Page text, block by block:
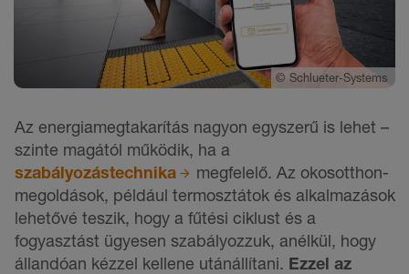
© Schlueter-Systems
Az energiamegtakarítás nagyon egyszerű is lehet –
szinte magától működik, ha a
szabályozástechnika
megfelelő. Az okosotthon-
megoldások, például termosztátok és alkalmazások
lehetővé teszik, hogy a fűtési ciklust és a
fogyasztást ügyesen szabályozzuk, anélkül, hogy
állandóan kézzel kellene utánállítani. Ezzel az